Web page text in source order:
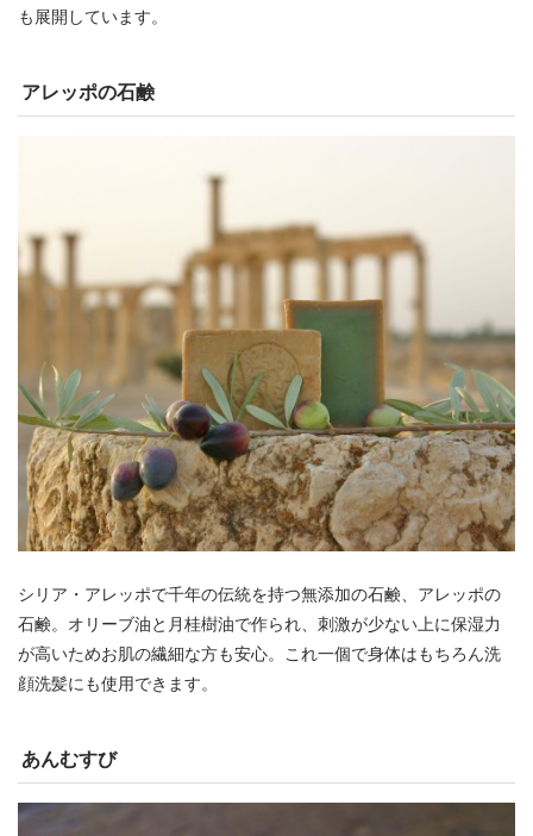
も展開しています。
アレッポの石鹸
シリア・アレッポで千年の伝統を持つ無添加の石鹸、アレッポの
石鹸。オリーブ油と月桂樹油で作られ、刺激が少ない上に保湿力
が高いためお肌の繊細な方も安心。これ一個で身体はもちろん洗
顔洗髪にも使用できます。
あんむすび